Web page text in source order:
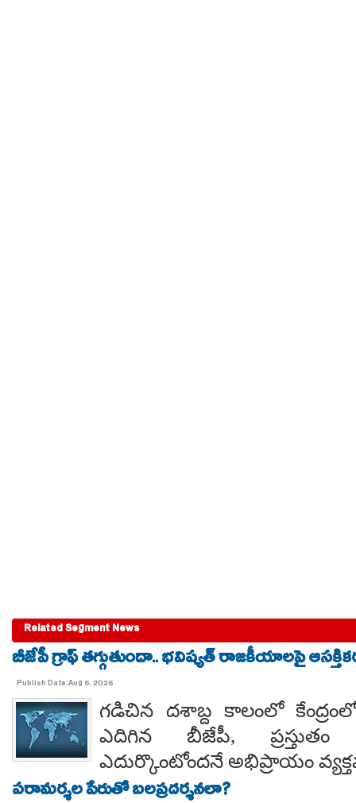
Related Segment News
బీజేపీ గ్రాఫ్ తగ్గుతుందా.. భవిష్యత్ రాజకీయాలపై
Publish Date:Aug 6, 2026
గడిచిన దశాబ్ద కాలంలో
ఎదిగిన బీజేపీ, ప్రస్తుతం
ఎదుర్కొంటోందనే అభిప్రాయం
పరామర్శల పేరుతో బలప్రదర్శనలా?